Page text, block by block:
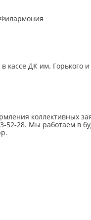
кассе ДК им. Горького
коллективных
52-28. Мы работаем в